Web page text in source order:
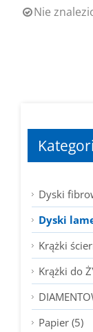
Nie
Dyski
Dyski
Krążki
Krążki do
Papier (5)